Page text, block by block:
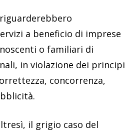
a beneficio di imprese
o familiari di
in violazione dei principi
concorrenza,
il grigio caso del